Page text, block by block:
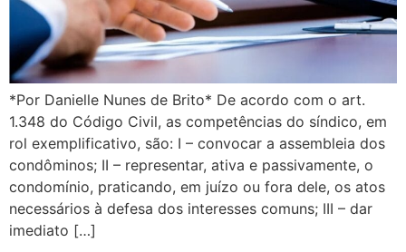
*Por Danielle Nunes de Brito* De acordo com o art.
1.348 do Código Civil, as competências do síndico, em
rol exemplificativo, são: I – convocar a assembleia dos
condôminos; II – representar, ativa e passivamente, o
condomínio, praticando, em juízo ou fora dele, os atos
necessários à defesa dos interesses comuns; III – dar
imediato […]